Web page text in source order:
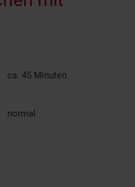
ca. 45 Minuten
normal